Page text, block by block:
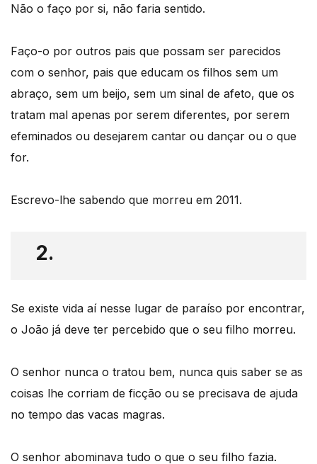
Não o faço por si, não faria sentido.
Faço-o por outros pais que possam ser parecidos
com o senhor, pais que educam os filhos sem um
abraço, sem um beijo, sem um sinal de afeto, que os
tratam mal apenas por serem diferentes, por serem
efeminados ou desejarem cantar ou dançar ou o que
for.
Escrevo-lhe sabendo que morreu em 2011.
2.
Se existe vida aí nesse lugar de paraíso por encontrar,
o João já deve ter percebido que o seu filho morreu.
O senhor nunca o tratou bem, nunca quis saber se as
coisas lhe corriam de ficção ou se precisava de ajuda
no tempo das vacas magras.
O senhor abominava tudo o que o seu filho fazia.